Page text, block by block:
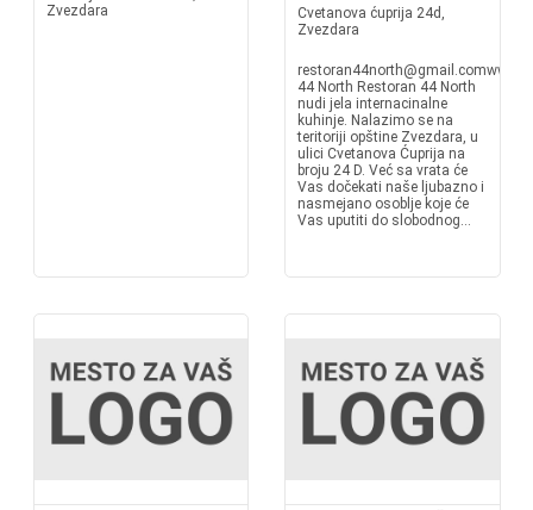
Zvezdara
Cvetanova ćuprija 24d,
Zvezdara
44 North Restoran 44 North
nudi jela internacinalne
kuhinje. Nalazimo se na
teritoriji opštine Zvezdara, u
ulici Cvetanova Ćuprija na
broju 24 D. Već sa vrata će
Vas dočekati naše ljubazno i
nasmejano osoblje koje će
Vas uputiti do slobodnog...